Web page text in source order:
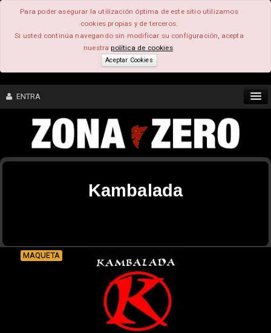
Para poder asegurar la utilización óptima de este sitio utilizamos
cookies propias y de terceros.
Si usted continúa navegando sin modificar su configuración, acepta
nuestrapolítica de cookies.
Aceptar Cookies
ENTRA
CONTENIDO
Kambalada
MAQUETA